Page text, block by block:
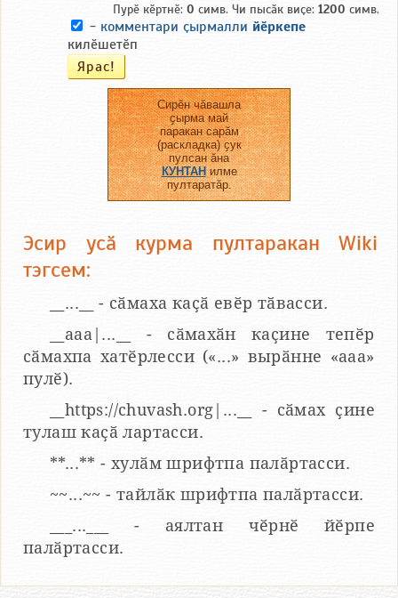
Пурӗ кӗртнӗ: 0 симв. Чи пысӑк виҫе: 1200 симв.
- комментари ҫырмалли йӗркепе
килӗшетӗп
Сирӗн чӑвашла
ҫырма май
паракан сарӑм
(раскладка) ҫук
пулсан ӑна
КУНТАНилме
пултаратӑр.
Эсир усӑ курма пултаракан Wiki
тэгсем:
__...__ - сӑмаха каҫӑ евӗр тӑвасси.
__aaa|...__ - сӑмахӑн каҫине тепӗр
сӑмахпа хатӗрлесси («...» вырӑнне «ааа»
пулӗ).
__https://chuvash.org|...__ - сӑмах ҫине
тулаш каҫӑ лартасси.
**...** - хулӑм шрифтпа палӑртасси.
~~...~~ - тайлӑк шрифтпа палӑртасси.
___...___ - аялтан чӗрнӗ йӗрпе
палӑртасси.